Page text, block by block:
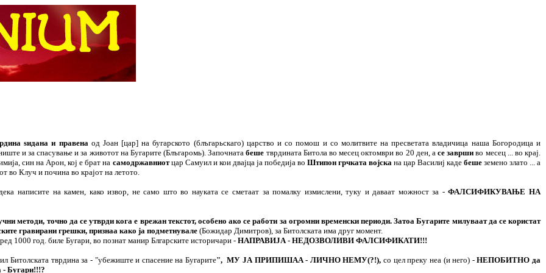
sидана и правена од Јоан [цар] на бугарското (блъгарьскаго) царство и со помош и со молитвите на пресветата владичица наша Богородица и
и за спасување и за животот на Бугарите (Блъгаромь). Започнатабеше тврдината Битола во месец октомври во 20 ден, асе заврши во месец ... во крај.
син на Арон, кој е брат на самодржавниотцар Самуил и кои двајца ја победија во Штипон грчката војска на цар Василиј каде беше земено злато ... а
во Клуч и почина во крајот на летото.
написите на камен, како извор, не само што во науката се сметаат за помалку измислени, туку и даваат можност за -ФАЛСИФИКУВАЊЕ НА
методи, точно да се утврди кога е врежан текстот, особено ако се работи за огромни временски периоди. Затоа Бугарите милуваат да се користат
гравирани грешки, признаа како ја подметнувале (Божидар Димитров), за Битолската има друг момент.
год. биле Бугари, во познат манир Блгарските историчари - НАПРАВИЈА - НЕДОЗВОЛИВИ ФАЛСИФИКАТИ!!!
Битолската тврдина за - "убежиште и спасение на Бугарите", МУ ЈА ПРИПИШАА - ЛИЧНО НЕМУ(?!), со цел преку неа (и него) -НЕПОБИТНО да
- Бугари!!!?